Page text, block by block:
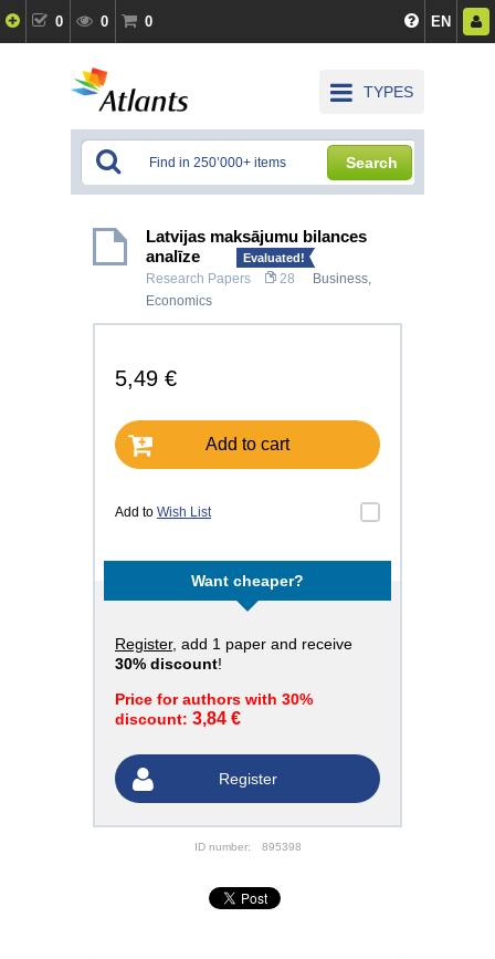
0 0 0 EN
TYPES
Search
Latvijas maksājumu bilances
analīze
Evaluated!
Research Papers 28 Business,
Economics
5,49 €
Add to cart
Add to Wish List
Want cheaper?
Register, add 1 paper and receive
30% discount!
Price for authors with 30%
discount: 3,84 €
Register
ID number: 895398